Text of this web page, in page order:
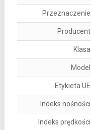
Przeznaczenie
Producent
Klasa
Model
Etykieta UE
Indeks nośności
Indeks prędkości